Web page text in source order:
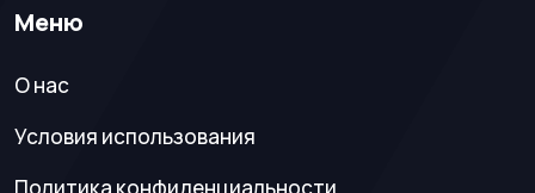
Меню
О нас
Условия использования